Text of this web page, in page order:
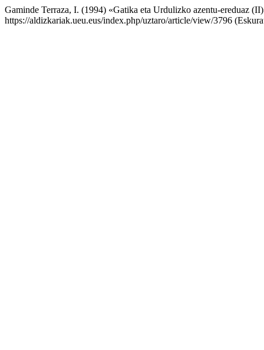
Gaminde Terraza, I. (1994) «Gatika eta Urdulizko azentu-ereduaz
https://aldizkariak.ueu.eus/index.php/uztaro/article/view/3796